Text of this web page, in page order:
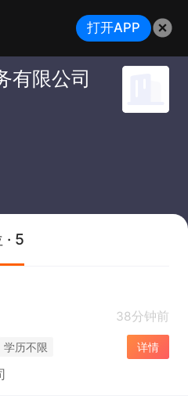
有限公司
· 5
38分钟前
学历不限 详情
打开APP